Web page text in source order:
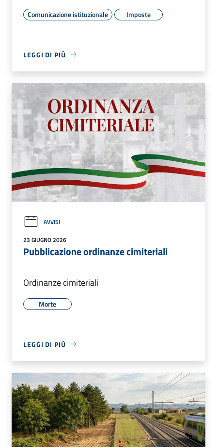
Comunicazione istituzionale Imposte
LEGGI DI PIÙ
AVVISI
23 GIUGNO 2026
Pubblicazione ordinanze cimiteriali
Ordinanze cimiteriali
Morte
LEGGI DI PIÙ